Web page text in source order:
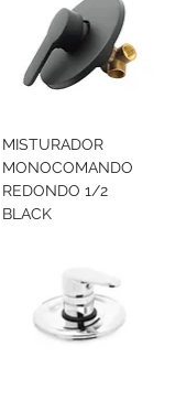
MISTURADOR
MONOCOMANDO
REDONDO 1/2
BLACK